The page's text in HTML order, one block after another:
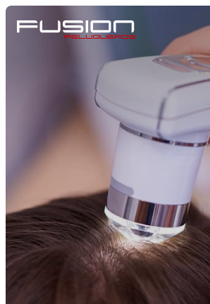
Peluquería
Estética
Escaparate
Blog
Contacto